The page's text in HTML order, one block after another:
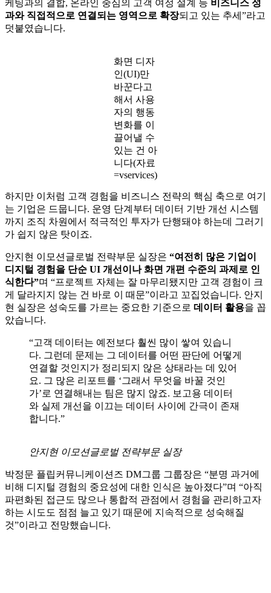
설교근 그룹장은 “파편화된 서비스보다는 온라인 접점에서의
체류시간 증가, 리텐션 개선, 전환 효율 향상 등 성과로 이어질
케팅과의 결합, 온라인 중심의 고객 여정 설계 등
과와 직접적으로 연결되는 영역으로 확장
화면 디자
인(UI)만
바꾼다고
해서 사용
자의 행동
끌어낼 수
있는 건 아
니다(자료
하지만 이처럼 고객 경험을 비즈니스 전략의 핵심 축으로 여기
는 기업은 드뭅니다. 운영 단계부터 데이터 기반 개선 시스템
까지 조직 차원에서 적극적인 투자가 단행돼야 하는데 그러기
가 쉽지 않은 탓이죠.
안지현 이모션글로벌 전략부문 실장은
식한다”며 “프로젝트 자체는 잘 마무리됐지만 고객 경험이 크
게 달라지지 않는 건 바로 이 때문”이라고 꼬집었습니다. 안지
현 실장은 성숙도를 가르는 중요한 기준으로데이터 활용
았습니다.
“고객 데이터는 예전보다 훨씬 많이 쌓여 있습니
다. 그런데 문제는 그 데이터를 어떤 판단에 어떻게
가’로 연결해내는 팀은 많지 않죠. 보고용 데이터
와 실제 개선을 이끄는 데이터 사이에 간극이 존재
합니다.”
안지현 이모션글로벌 전략부문 실장